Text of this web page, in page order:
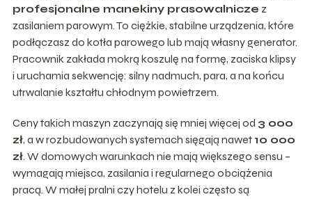
profesjonalne manekiny prasowalnicze z
zasilaniem parowym. To ciężkie, stabilne urządzenia, które
podłączasz do kotła parowego lub mają własny generator.
Pracownik zakłada mokrą koszulę na formę, zaciska klipsy
i uruchamia sekwencję: silny nadmuch, para, a na końcu
utrwalanie kształtu chłodnym powietrzem.
Ceny takich maszyn zaczynają się mniej więcej od 3 000
zł, a w rozbudowanych systemach sięgają nawet 10 000
zł. W domowych warunkach nie mają większego sensu –
wymagają miejsca, zasilania i regularnego obciążenia
pracą. W małej pralni czy hotelu z kolei często są